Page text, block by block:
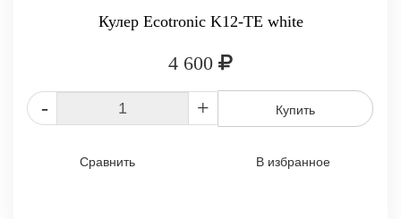
Кулер Ecotronic K12-TE white
4 600
- + Купить
Сравнить В избранное